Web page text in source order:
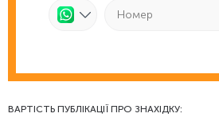
ВАРТІСТЬ ПУБЛІКАЦІЇ ПРО ЗНАХІДКУ: